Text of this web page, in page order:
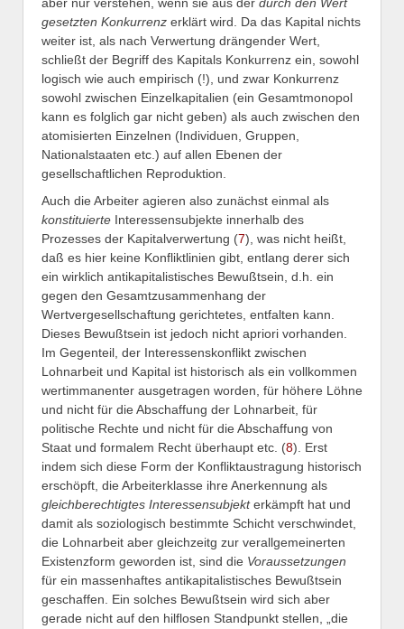
gesetzten Konkurrenz erklärt wird. Da das Kapital nichts
weiter ist, als nach Verwertung drängender Wert,
schließt der Begriff des Kapitals Konkurrenz ein, sowohl
logisch wie auch empirisch (!), und zwar Konkurrenz
sowohl zwischen Einzelkapitalien (ein Gesamtmonopol
kann es folglich gar nicht geben) als auch zwischen den
atomisierten Einzelnen (Individuen, Gruppen,
Nationalstaaten etc.) auf allen Ebenen der
gesellschaftlichen Reproduktion.
Auch die Arbeiter agieren also zunächst einmal als
konstituierte Interessensubjekte innerhalb des
Prozesses der Kapitalverwertung (7), was nicht heißt,
daß es hier keine Konfliktlinien gibt, entlang derer sich
ein wirklich antikapitalistisches Bewußtsein, d.h. ein
gegen den Gesamtzusammenhang der
Wertvergesellschaftung gerichtetes, entfalten kann.
Dieses Bewußtsein ist jedoch nicht apriori vorhanden.
Im Gegenteil, der Interessenskonflikt zwischen
Lohnarbeit und Kapital ist historisch als ein vollkommen
wertimmanenter ausgetragen worden, für höhere Löhne
und nicht für die Abschaffung der Lohnarbeit, für
politische Rechte und nicht für die Abschaffung von
Staat und formalem Recht überhaupt etc. (8). Erst
indem sich diese Form der Konfliktaustragung historisch
erschöpft, die Arbeiterklasse ihre Anerkennung als
gleichberechtigtes Interessensubjekterkämpft hat und
damit als soziologisch bestimmte Schicht verschwindet,
die Lohnarbeit aber gleichzeitg zur verallgemeinerten
Existenzform geworden ist, sind die Voraussetzungen
für ein massenhaftes antikapitalistisches Bewußtsein
geschaffen. Ein solches Bewußtsein wird sich aber
gerade nicht auf den hilflosen Standpunkt stellen, „die